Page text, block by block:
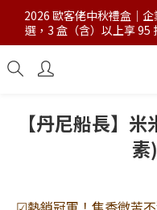
2026 歐客佬中秋禮盒｜
選，3 盒（含）以上享 95
【丹尼船長】